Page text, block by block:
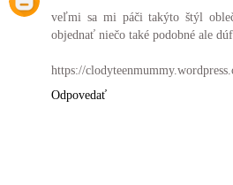
veľmi sa mi páči takýto štýl
objednať niečo také podobné ale
https://
Odpovedať